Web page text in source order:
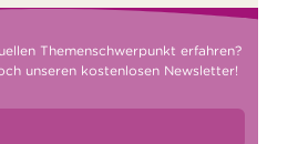
Themenschwerpunkt erfahren?
unseren kostenlosen Newsletter!